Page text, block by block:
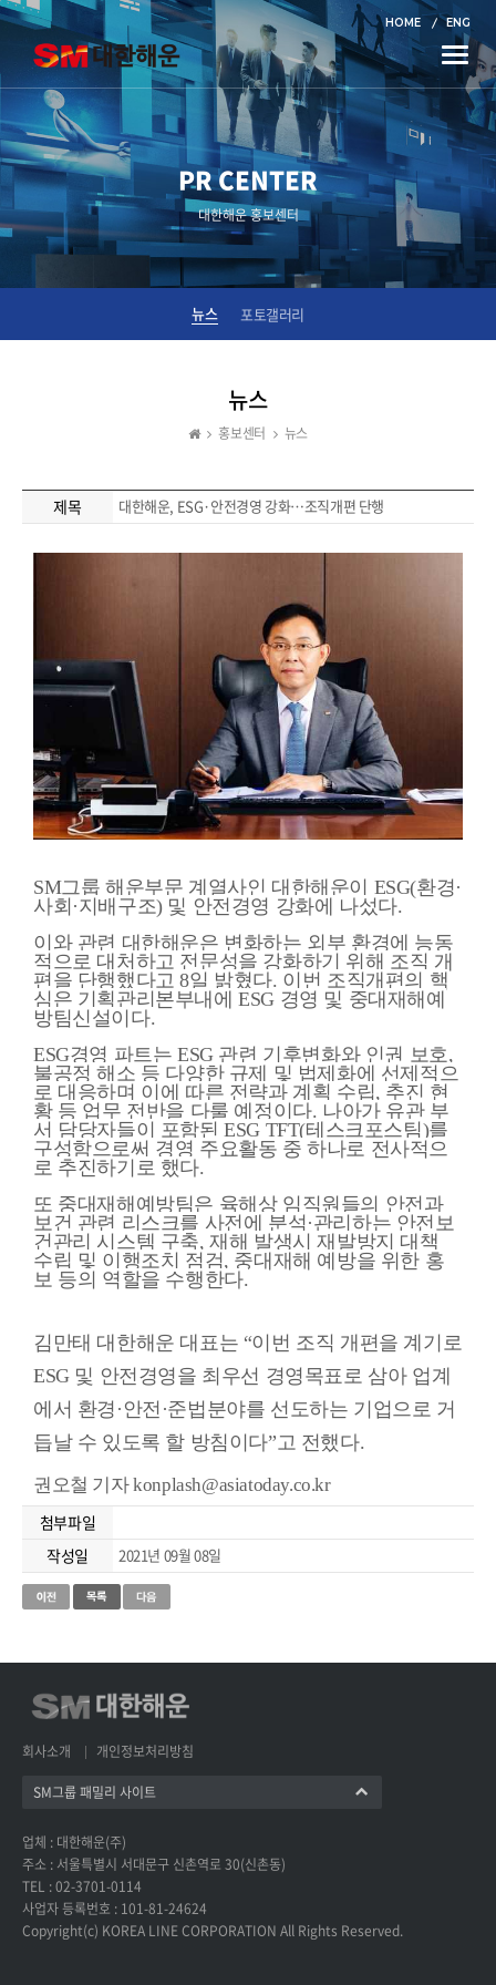
HOME ENG
Toggle
PR CENTER
대한해운 홍보센터
뉴스 포토갤러리
뉴스
홍보센터 뉴스
제목 대한해운, ESG·안전경영 강화…조직개편 단행
SM그룹 해운부문 계열사인 대한해운이 ESG(환경·
사회·지배구조) 및 안전경영 강화에 나섰다.
이와 관련 대한해운은 변화하는 외부 환경에 능동
적으로 대처하고 전문성을 강화하기 위해 조직 개
편을 단행했다고 8일 밝혔다. 이번 조직개편의 핵
심은 기획관리본부내에 ESG 경영 및 중대재해예
방팀신설이다.
ESG경영 파트는 ESG 관련 기후변화와 인권 보호,
불공정 해소 등 다양한 규제 및 법제화에 선제적으
로 대응하며 이에 따른 전략과 계획 수립, 추진 현
황 등 업무 전반을 다룰 예정이다. 나아가 유관 부
서 담당자들이 포함된 ESG TFT(테스크포스팀)를
구성함으로써 경영 주요활동 중 하나로 전사적으
로 추진하기로 했다.
또 중대재해예방팀은 육해상 임직원들의 안전과
보건 관련 리스크를 사전에 분석·관리하는 안전보
건관리 시스템 구축, 재해 발생시 재발방지 대책
수립 및 이행조치 점검, 중대재해 예방을 위한 홍
보 등의 역할을 수행한다.
김만태 대한해운 대표는 “이번 조직 개편을 계기로
ESG 및 안전경영을 최우선 경영목표로 삼아 업계
에서 환경·안전·준법분야를 선도하는 기업으로 거
듭날 수 있도록 할 방침이다”고 전했다.
권오철 기자 konplash@asiatoday.co.kr
첨부파일
작성일
2021년 09월 08일
회사소개 개인정보처리방침
SM그룹 패밀리 사이트
업체 : 대한해운(주)
주소 : 서울특별시 서대문구 신촌역로 30(신촌동)
TEL : 02-3701-0114
사업자 등록번호 : 101-81-24624
Copyright(c) KOREA LINE CORPORATION All Rights Reserved.